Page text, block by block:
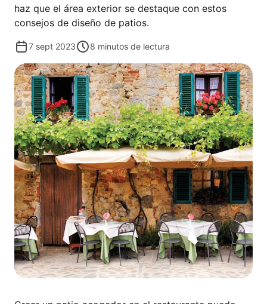
haz que el área exterior se destaque con estos
consejos de diseño de patios.
7 sept 2023 8 minutos de lectura